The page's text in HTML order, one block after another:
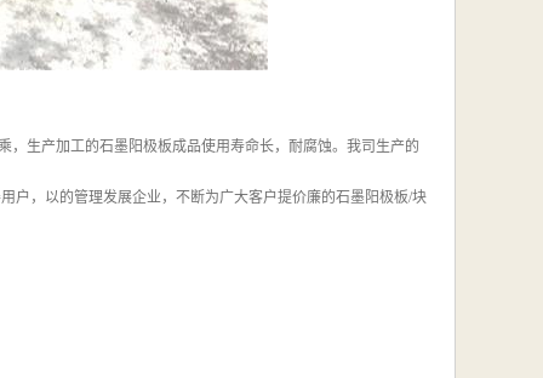
生产加工的石墨阳极板成品使用寿命长，耐腐蚀。我司生产的
户，以的管理发展企业，不断为广大客户提价廉的石墨阳极板/块